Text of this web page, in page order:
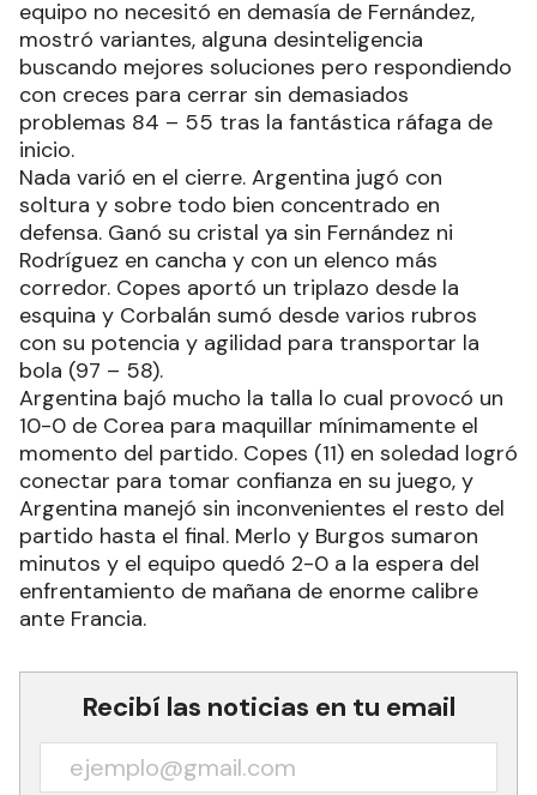
equipo no necesitó en demasía de Fernández,
mostró variantes, alguna desinteligencia
buscando mejores soluciones pero respondiendo
con creces para cerrar sin demasiados
problemas 84 – 55 tras la fantástica ráfaga de
inicio.
Nada varió en el cierre. Argentina jugó con
soltura y sobre todo bien concentrado en
defensa. Ganó su cristal ya sin Fernández ni
Rodríguez en cancha y con un elenco más
corredor. Copes aportó un triplazo desde la
esquina y Corbalán sumó desde varios rubros
con su potencia y agilidad para transportar la
bola (97 – 58).
Argentina bajó mucho la talla lo cual provocó un
10-0 de Corea para maquillar mínimamente el
momento del partido. Copes (11) en soledad logró
conectar para tomar confianza en su juego, y
Argentina manejó sin inconvenientes el resto del
partido hasta el final. Merlo y Burgos sumaron
minutos y el equipo quedó 2-0 a la espera del
enfrentamiento de mañana de enorme calibre
ante Francia.
Recibí las noticias en tu email